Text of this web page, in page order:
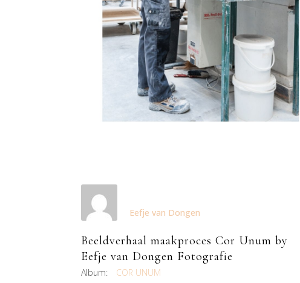
Eefje van Dongen
Beeldverhaal maakproces Cor Unum by
Eefje van Dongen Fotografie
Album: COR UNUM